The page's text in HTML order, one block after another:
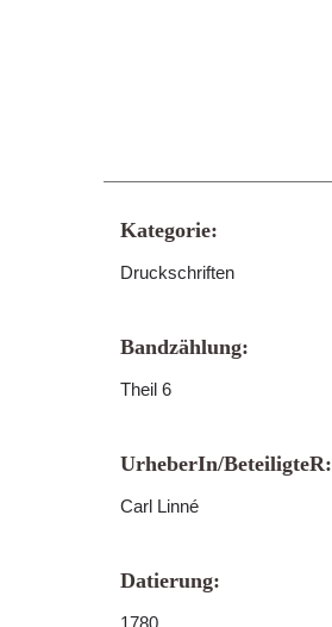
Kategorie:
Druckschriften
Bandzählung:
Theil 6
UrheberIn/BeteiligteR:
Carl Linné
Datierung:
1780